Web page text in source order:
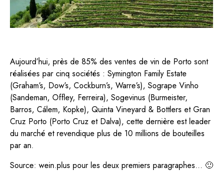
Aujourd’hui, près de 85% des ventes de vin de Porto sont
réalisées par cinq sociétés : Symington Family Estate
(Graham’s, Dow’s, Cockburn’s, Warre’s), Sogrape Vinho
(Sandeman, Offley, Ferreira), Sogevinus (Burmeister,
Barros, Cálem, Kopke), Quinta Vineyard & Bottlers etGran
Cruz Porto (Porto Cruz et Dalva), cette dernière est leader
du marché et revendique plus de 10 millions de bouteilles
par an.
Source: wein.plus pour les deux premiers paragraphes… 🙂